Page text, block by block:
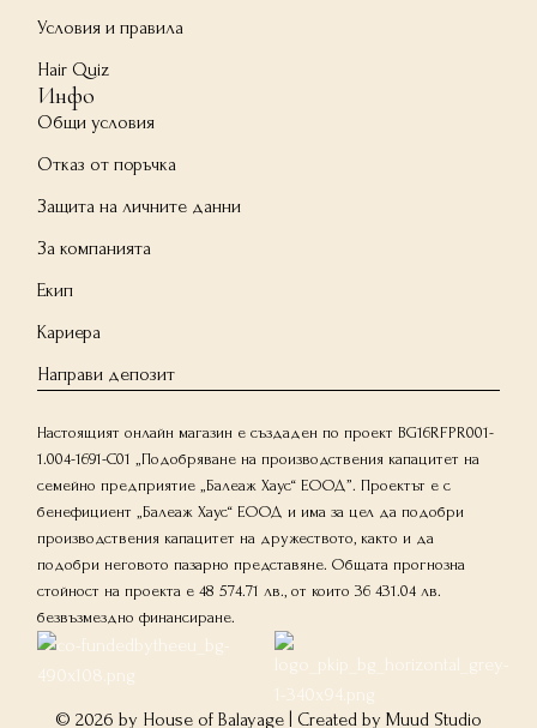
Условия и правила
Hair Quiz
Инфо
Общи условия
Отказ от поръчка
Защита на личните данни
За компанията
Екип
Кариера
Направи депозит
Настоящият онлайн магазин е създаден по проект BG16RFPR001-
1.004-1691-C01 „Подобряване на производствения капацитет на
семейно предприятие „Балеаж Хаус“ ЕООД”. Проектът е с
бенефициент „Балеаж Хаус“ ЕООД и има за цел да подобри
производствения капацитет на дружеството, както и да
подобри неговото пазарно представяне. Общата прогнозна
стойност на проекта е 48 574.71 лв., от които 36 431.04 лв.
безвъзмездно финансиране.
© 2026 by House of Balayage | Created by Muud Studio